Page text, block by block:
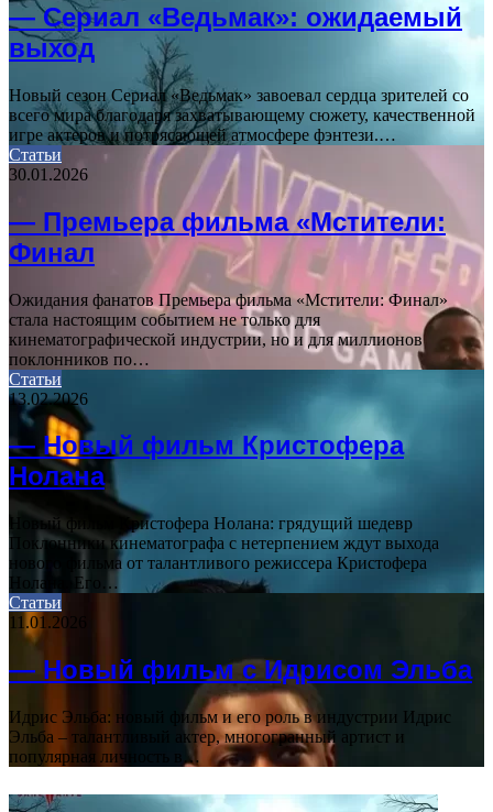
— Сериал «Ведьмак»: ожидаемый
выход
Новый сезон Сериал «Ведьмак» завоевал сердца зрителей со
всего мира благодаря захватывающему сюжету, качественной
игре актеров и потрясающей атмосфере фэнтези.…
Статьи
30.01.2026
— Премьера фильма «Мстители:
Финал
Ожидания фанатов Премьера фильма «Мстители: Финал»
стала настоящим событием не только для
кинематографической индустрии, но и для миллионов
поклонников по…
Статьи
13.02.2026
— Новый фильм Кристофера
Нолана
Новый фильм Кристофера Нолана: грядущий шедевр
Поклонники кинематографа с нетерпением ждут выхода
нового фильма от талантливого режиссера Кристофера
Нолана. Его…
Статьи
11.01.2026
— Новый фильм с Идрисом Эльба
Идрис Эльба: новый фильм и его роль в индустрии Идрис
Эльба – талантливый актер, многогранный артист и
популярная личность в…